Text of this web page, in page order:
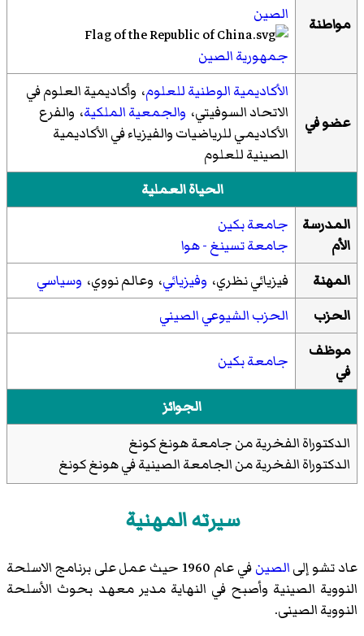
مواطنة
الصين
جمهورية الصين
عضو في
الأكاديمية الوطنية للعلوم، وأكاديمية العلوم في
الاتحاد السوفيتي، والجمعية الملكية، والفرع
الأكاديمي للرياضيات والفيزياء في الأكاديمية
الصينية للعلوم
الحياة العملية
المدرسة
الأم
جامعة بكين
جامعة تسينغ - هوا
المهنة
فيزيائي نظري، وفيزيائي، وعالم نووي، وسياسي
الحزب
الحزب الشيوعي الصيني
موظف
في
جامعة بكين
الجوائز
الدكتوراة الفخرية من جامعة هونغ كونغ
الدكتوراة الفخرية من الجامعة الصينية في هونغ كونغ
سيرته المهنية
عاد تشو إلىالصين
في عام 1960 حيث عمل على برنامج الاسلحة
النووية الصينية وأصبح في النهاية مدير معهد بحوث الأسلحة
النووية الصينى.